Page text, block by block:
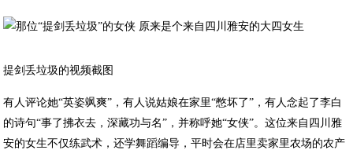
提剑丢垃圾的视频截图
有人评论她“英姿飒爽”，有人说姑娘在家里“憋坏了”，有人念起了李白
的诗句“事了拂衣去，深藏功与名”，并称呼她“女侠”。这位来自四川雅
安的女生不仅练武术，还学舞蹈编导，平时会在店里卖家里农场的农产